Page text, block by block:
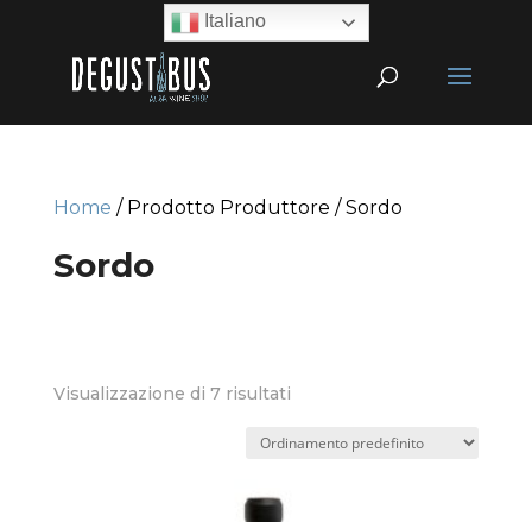
Home / Prodotto Produttore / Sordo
Sordo
Visualizzazione di 7 risultati
Italiano